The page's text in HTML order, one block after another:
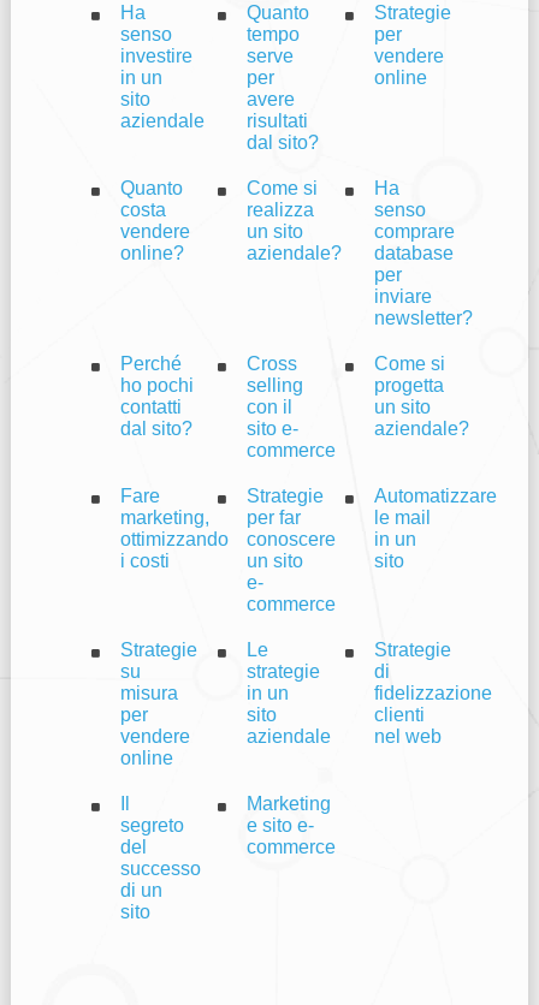
Ha
senso
investire
in un
sito
aziendale
Quanto
tempo
serve
per
avere
risultati
dal sito?
Strategie
per
vendere
online
Quanto
costa
vendere
online?
Come si
realizza
un sito
aziendale?
Ha
senso
comprare
database
per
inviare
newsletter?
Perché
ho pochi
contatti
dal sito?
Cross
selling
con il
sito e-
commerce
Come si
progetta
un sito
aziendale?
Fare
marketing,
ottimizzando
i costi
Strategie
per far
conoscere
un sito
e-
commerce
Automatizzare
le mail
in un
sito
Strategie
su
misura
per
vendere
online
Le
strategie
in un
sito
aziendale
Strategie
di
fidelizzazione
clienti
nel web
segreto
del
successo
di un
sito
Marketing
e sito e-
commerce